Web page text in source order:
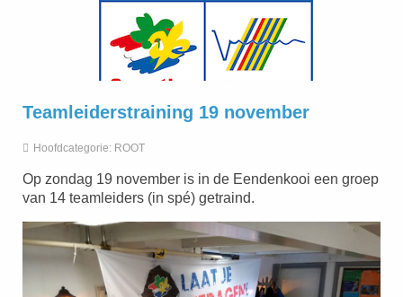
Teamleiderstraining 19 november
Hoofdcategorie: ROOT
Op zondag 19 november is in de Eendenkooi een groep
van 14 teamleiders (in spé) getraind.